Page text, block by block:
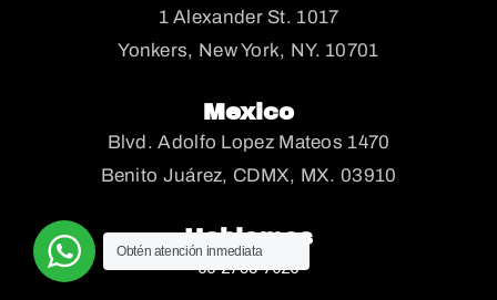
1 Alexander St. 1017
Yonkers, New York, NY. 10701
Mexico
Blvd. Adolfo Lopez Mateos 1470
Benito Juárez, CDMX, MX. 03910
Hablemos
55 2738 7625
Obtén atención inmediata